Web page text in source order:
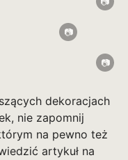
dekoracjach
nie zapomnij
na pewno też
artykuł na